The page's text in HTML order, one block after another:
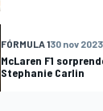
FÓRMULA 130 nov 2023
McLaren F1
Stephanie Carlin